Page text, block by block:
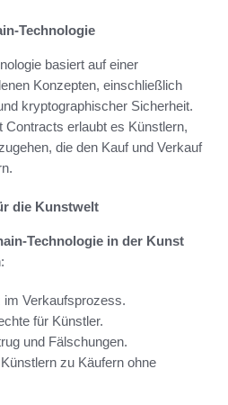
Technologie
basiert auf einer
Konzepten, einschließlich
kryptographischer Sicherheit.
Contracts erlaubt es Künstlern,
die den Kauf und Verkauf
die Kunstwelt
Technologie in der Kunst
im Verkaufsprozess.
für Künstler.
und Fälschungen.
zu Käufern ohne